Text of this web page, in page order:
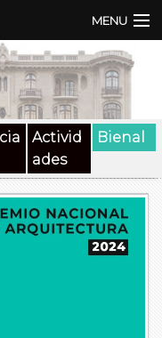
MENU
Activid
ades
Bienal